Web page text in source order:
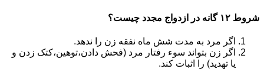
شروط ۱۲ گانه در ازدواج مجدد چیست؟
اگر مرد به مدت شش ماه نفقه زن را ندهد.
اگر زن بتواند سوء رفتار مرد (فحش دادن،توهین،کتک زدن و
یا تهدید) را اثبات کند.